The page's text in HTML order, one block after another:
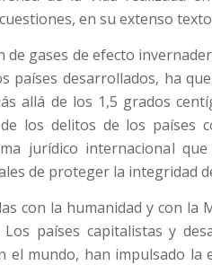
en su extenso
de gases de efecto
países desarrollados, ha
allá de los 1,5 grados
los delitos de los países
jurídico internacional
de proteger la integridad
con la humanidad y con la
países capitalistas y
mundo, han impulsado la